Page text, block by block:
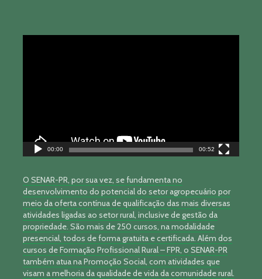
00:00 00:52
O SENAR-PR, por sua vez, se fundamenta no
desenvolvimento do potencial do setor agropecuário por
meio da oferta contínua de qualificação das mais diversas
atividades ligadas ao setor rural, inclusive de gestão da
propriedade. São mais de 250 cursos, na modalidade
presencial, todos de forma gratuita e certificada. Além dos
cursos de Formação Profissional Rural – FPR, o SENAR-PR
também atua na Promoção Social, com atividades que
visam a melhoria da qualidade de vida da comunidade rural.